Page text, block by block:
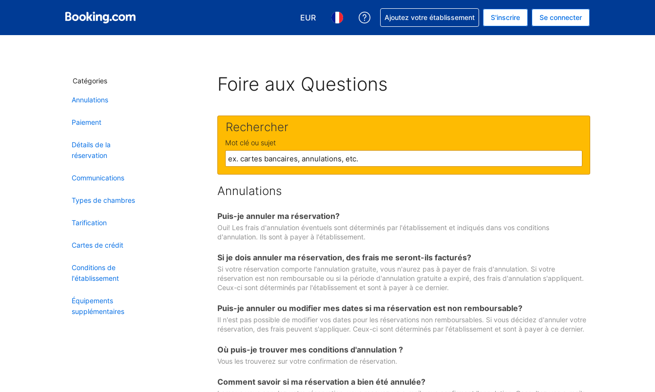
EUR
Choisissez votre devise. Votre devise actuelle est celle-ci : EUR.
Choisissez votre langue. Votre langue actuelle est celle-ci : Français.
Obtenez de l'aide concernant votre réservation
Ajoutez votre établissement S'inscrire Se connecter
Catégories
Annulations
Paiement
Détails de la
réservation
Communications
Types de chambres
Tarification
Cartes de crédit
Conditions de
l'établissement
Équipements
supplémentaires
Foire aux Questions
Rechercher
Mot clé ou sujet
Annulations
Puis-je annuler ma réservation?
Oui! Les frais d'annulation éventuels sont déterminés par l'établissement et indiqués dans vos conditions
d'annulation. Ils sont à payer à l'établissement.
Si je dois annuler ma réservation, des frais me seront-ils facturés?
Si votre réservation comporte l'annulation gratuite, vous n'aurez pas à payer de frais d'annulation. Si votre
réservation est non remboursable ou si la période d'annulation gratuite a expiré, des frais d'annulation s'appliquent.
Ceux-ci sont déterminés par l'établissement et sont à payer à ce dernier.
Puis-je annuler ou modifier mes dates si ma réservation est non remboursable?
Il n'est pas possible de modifier vos dates pour les réservations non remboursables. Si vous décidez d'annuler votre
réservation, des frais peuvent s'appliquer. Ceux-ci sont déterminés par l'établissement et sont à payer à ce dernier.
Où puis-je trouver mes conditions d'annulation ?
Vous les trouverez sur votre confirmation de réservation.
Comment savoir si ma réservation a bien été annulée?